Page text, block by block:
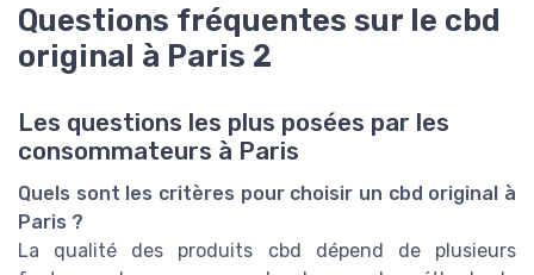
Questions fréquentes sur le cbd
original à Paris 2
Les questions les plus posées par les
consommateurs à Paris
Quels sont les critères pour choisir un cbd original à
Paris ?
La qualité des produits cbd dépend de plusieurs